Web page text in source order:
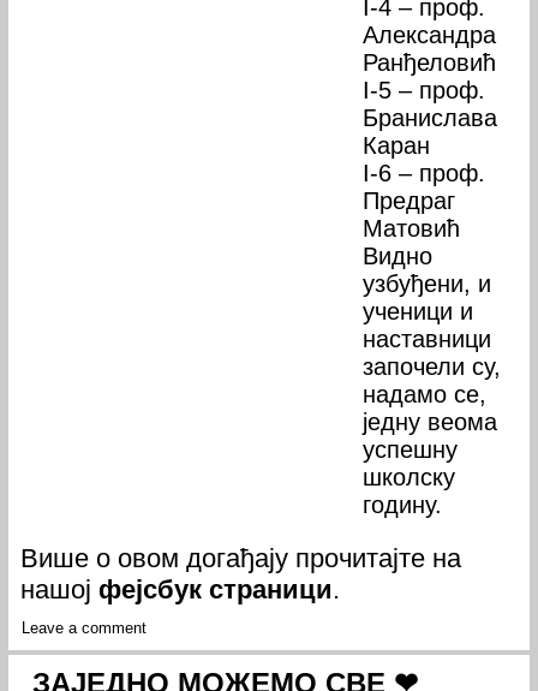
I-4 – проф.
Александра
Ранђеловић
I-5 – проф.
Бранислава
Каран
I-6 – проф.
Предраг
Матовић
Видно
узбуђени, и
ученици и
наставници
започели су,
надамо се,
једну веома
успешну
школску
годину.
Више о овом догађају прочитајте на
нашојфејсбук страници.
Leave a comment
ЗАЈЕДНО МОЖЕМО СВЕ ❤